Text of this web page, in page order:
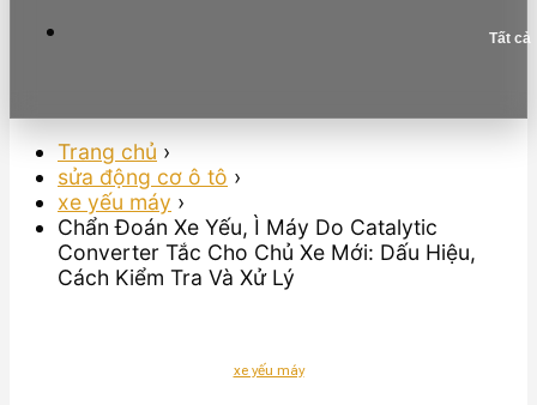
Tất cả
Trang chủ ›
sửa động cơ ô tô ›
xe yếu máy ›
Chẩn Đoán Xe Yếu, Ì Máy Do Catalytic
Converter Tắc Cho Chủ Xe Mới: Dấu Hiệu,
Cách Kiểm Tra Và Xử Lý
xe yếu máy